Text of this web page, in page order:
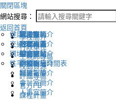
關閉區塊
網站搜尋：
返回首頁
學校簡介
認識幸福
地理位置
英文網站
幸福相簿
媒體報導
行政單位
校長室簡介
教務處簡介
學務處簡介
總務處簡介
輔導室簡介
會計室簡介
人事室簡介
生親師專區
新生專區
升學專區
圖書館藏
學校作息時間表
校園資源
電子報
下載列表
評鑑專區
健康促進
交通安全
環境教育
性平教育
官方FB
課程計畫